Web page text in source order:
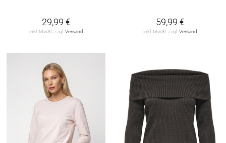
29,99 €
inkl. MwSt. zzgl. Versand
59,99 €
inkl. MwSt. zzgl. Versand